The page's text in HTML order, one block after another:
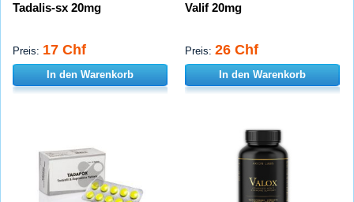
Tadalis-sx 20mg
Preis: 17 Chf
In den Warenkorb
Valif 20mg
Preis: 26 Chf
In den Warenkorb